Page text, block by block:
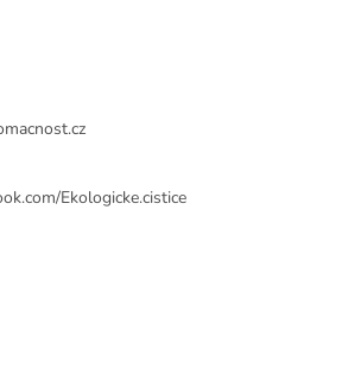
Ekologicke.cistice